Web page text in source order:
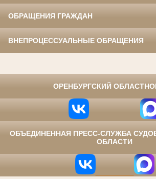
ОБРАЩЕНИЯ ГРАЖДАН
ВНЕПРОЦЕССУАЛЬНЫЕ ОБРАЩЕНИЯ
ОРЕНБУРГСКИЙ
ОБЪЕДИНЕННАЯ ПРЕСС-СЛУЖБА
ОБЛАСТИ